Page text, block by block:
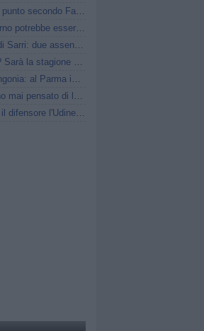
Diao-Atalanta, cosa c'è di vero? Il punto secondo Fabrizio Romano
Conference League, la gara di ritorno potrebbe essere anticipata: i dettagli
Schalke 04-Atalanta, i convocati di Sarri: due assenze di mercato
Pippo Inzaghi: «Il bomber della A? Sarà la stagione di Scamacca»
El Bilal Toure saluta (di nuovo) Zingonia: al Parma in prestito
Jashari spegne ogni voce: «Non ho mai pensato di lasciare il Milan»
Kristensen, l'Atalanta rilancia: per il difensore l'Udinese chiede 25 milioni